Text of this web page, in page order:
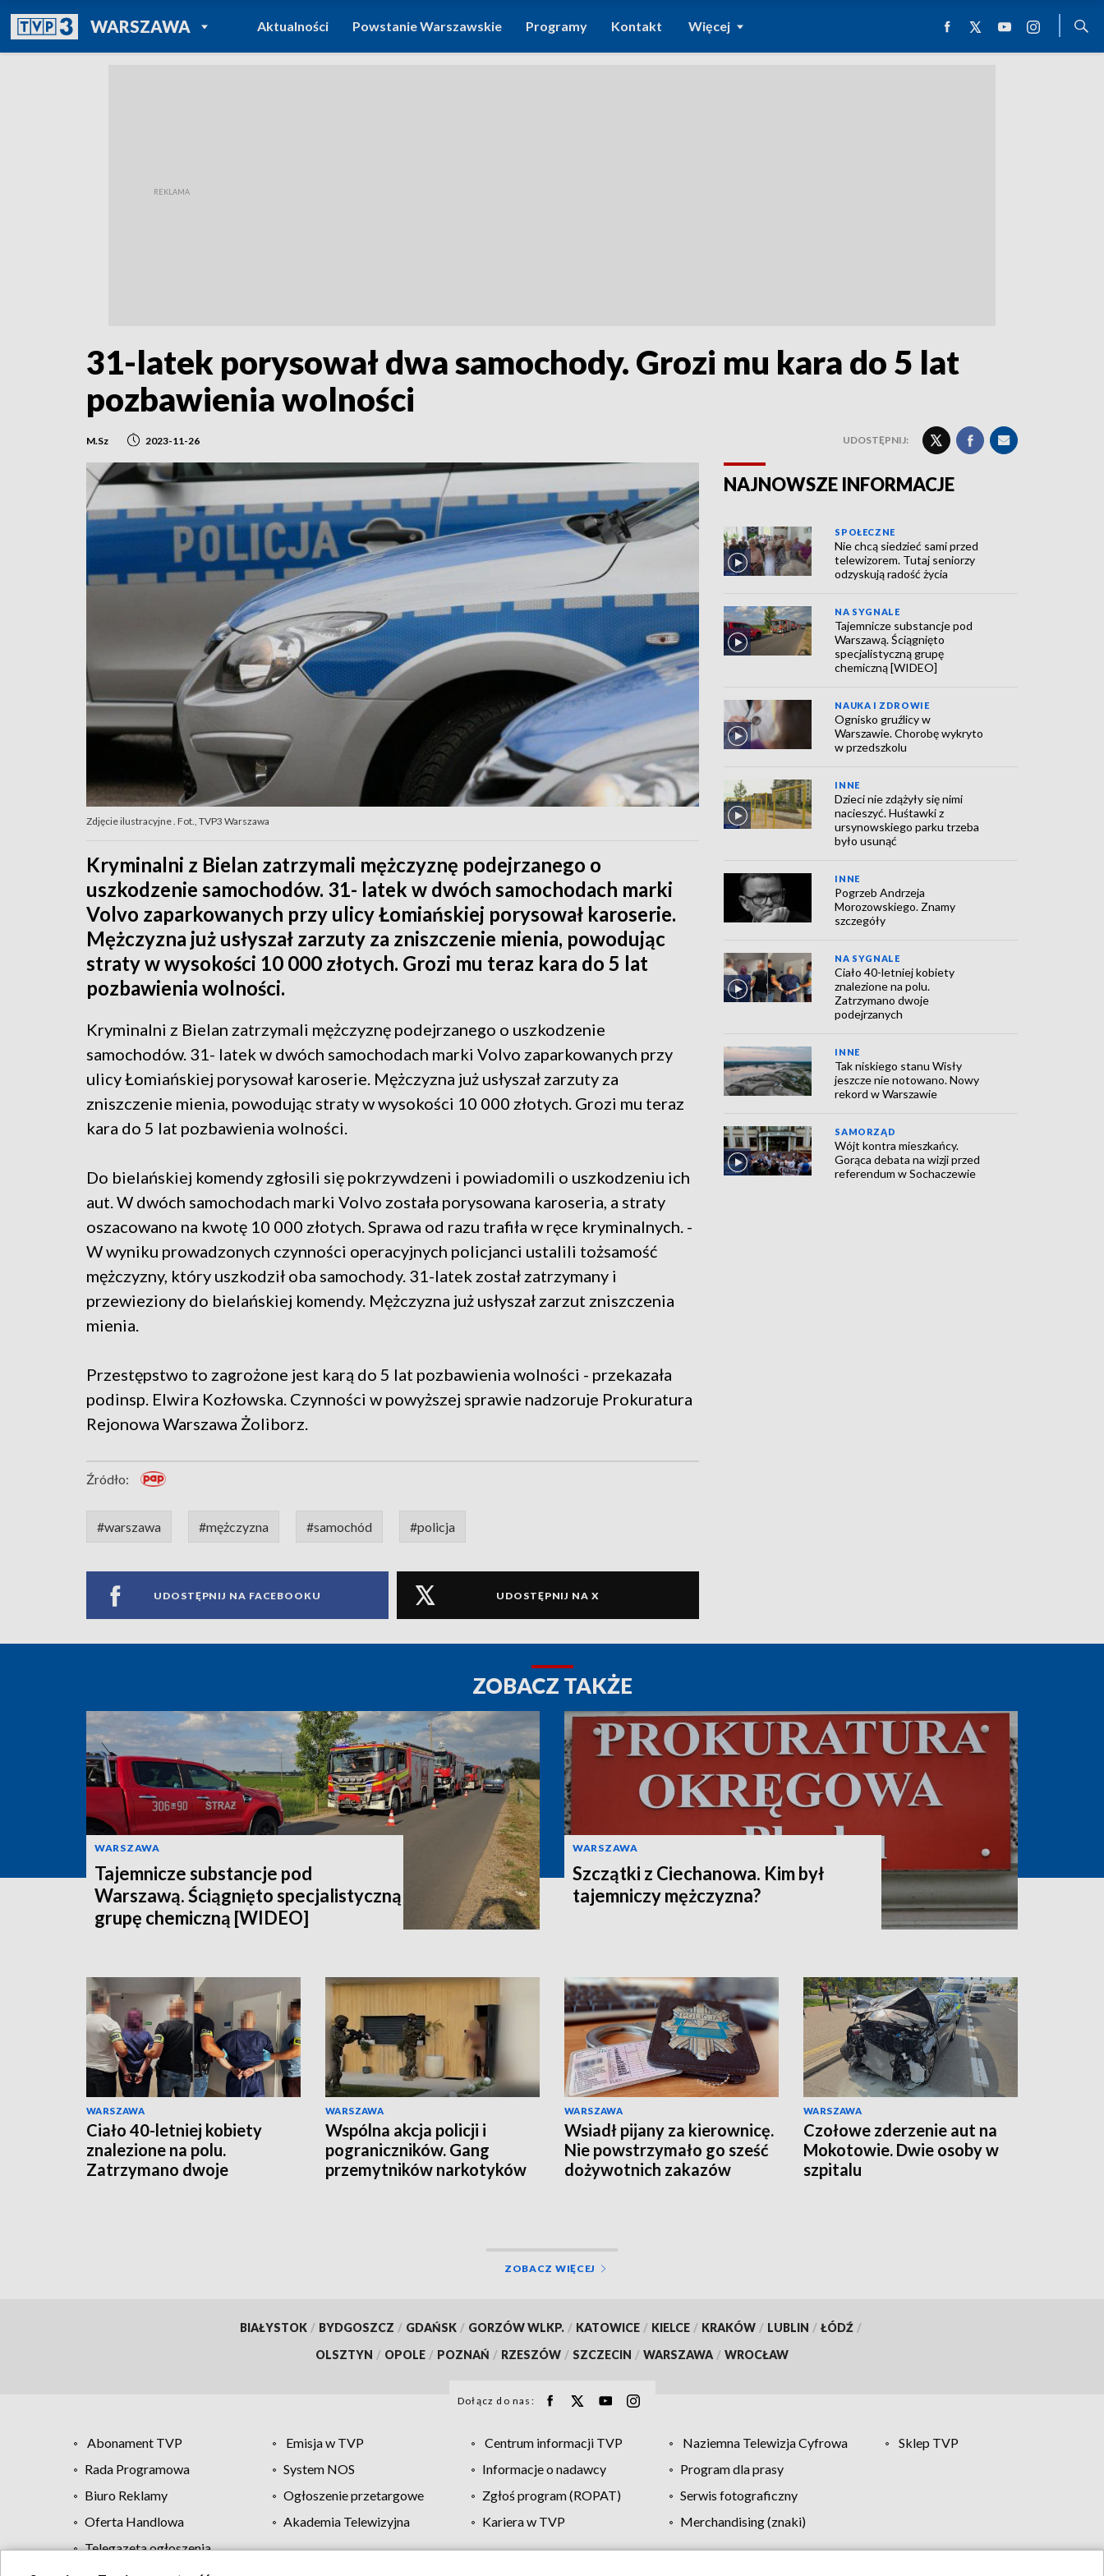
WARSZAWAPOWRÓT DO
TVP REGIONY
Aktualności Powstanie Warszawskie Programy Kontakt Więcej
31-latek porysował dwa samochody. Grozi mu kara do 5 lat
pozbawienia wolności
M.Sz 2023-11-26 UDOSTĘPNIJ:
Zdjęcie ilustracyjne . Fot., TVP3 Warszawa
Kryminalni z Bielan zatrzymali mężczyznę podejrzanego o
uszkodzenie samochodów. 31- latek w dwóch samochodach marki
Volvo zaparkowanych przy ulicy Łomiańskiej porysował karoserie.
Mężczyzna już usłyszał zarzuty za zniszczenie mienia, powodując
straty w wysokości 10 000 złotych. Grozi mu teraz kara do 5 lat
pozbawienia wolności.
Kryminalni z Bielan zatrzymali mężczyznę podejrzanego o uszkodzenie
samochodów. 31- latek w dwóch samochodach marki Volvo zaparkowanych przy
ulicy Łomiańskiej porysował karoserie. Mężczyzna już usłyszał zarzuty za
zniszczenie mienia, powodując straty w wysokości 10 000 złotych. Grozi mu teraz
kara do 5 lat pozbawienia wolności.
Do bielańskiej komendy zgłosili się pokrzywdzeni i powiadomili o uszkodzeniu ich
aut. W dwóch samochodach marki Volvo została porysowana karoseria, a straty
oszacowano na kwotę 10 000 złotych. Sprawa od razu trafiła w ręce kryminalnych. -
W wyniku prowadzonych czynności operacyjnych policjanci ustalili tożsamość
mężczyzny, który uszkodził oba samochody. 31-latek został zatrzymany i
przewieziony do bielańskiej komendy. Mężczyzna już usłyszał zarzut zniszczenia
mienia.
Przestępstwo to zagrożone jest karą do 5 lat pozbawienia wolności - przekazała
podinsp. Elwira Kozłowska. Czynności w powyższej sprawie nadzoruje Prokuratura
Rejonowa Warszawa Żoliborz.
Źródło:
#warszawa #mężczyzna #samochód #policja
UDOSTĘPNIJ NA FACEBOOKU UDOSTĘPNIJ NA X
NAJNOWSZE INFORMACJE
SPOŁECZNE
Nie chcą siedzieć sami przed
telewizorem. Tutaj seniorzy
odzyskują radość życia
NA SYGNALE
Tajemnicze substancje pod
Warszawą. Ściągnięto
specjalistyczną grupę
chemiczną [WIDEO]
NAUKA I ZDROWIE
Ognisko gruźlicy w
Warszawie. Chorobę wykryto
w przedszkolu
INNE
Dzieci nie zdążyły się nimi
nacieszyć. Huśtawki z
ursynowskiego parku trzeba
było usunąć
INNE
Pogrzeb Andrzeja
Morozowskiego. Znamy
szczegóły
NA SYGNALE
Ciało 40-letniej kobiety
znalezione na polu.
Zatrzymano dwoje
podejrzanych
INNE
Tak niskiego stanu Wisły
jeszcze nie notowano. Nowy
rekord w Warszawie
SAMORZĄD
Wójt kontra mieszkańcy.
Gorąca debata na wizji przed
referendum w Sochaczewie
ZOBACZ TAKŻE
WARSZAWA
Tajemnicze substancje pod
Warszawą. Ściągnięto specjalistyczną
grupę chemiczną [WIDEO]
WARSZAWA
Szczątki z Ciechanowa. Kim był
tajemniczy mężczyzna?
WARSZAWA
Ciało 40-letniej kobiety
znalezione na polu.
Zatrzymano dwoje
WARSZAWA
Wspólna akcja policji i
pograniczników. Gang
przemytników narkotyków
WARSZAWA
Wsiadł pijany za kierownicę.
Nie powstrzymało go sześć
dożywotnich zakazów
WARSZAWA
Czołowe zderzenie aut na
Mokotowie. Dwie osoby w
szpitalu
ZOBACZ WIĘCEJ
BIAŁYSTOK / BYDGOSZCZ / GDAŃSK / GORZÓW WLKP. / KATOWICE / KIELCE / KRAKÓW / LUBLIN / ŁÓDŹ /
OLSZTYN / OPOLE / POZNAŃ / RZESZÓW / SZCZECIN / WARSZAWA / WROCŁAW
Dołącz do nas:
Abonament TVP Emisja w TVP Centrum informacji TVP Naziemna Telewizja Cyfrowa
Sklep TVP
Rada Programowa
System NOS Informacje o nadawcy
Program dla prasy
Biuro Reklamy
Ogłoszenie przetargowe Zgłoś program (ROPAT)
Serwis fotograficzny
Oferta Handlowa
Akademia Telewizyjna Kariera w TVP
Merchandising (znaki)
Telegazeta ogłoszenia